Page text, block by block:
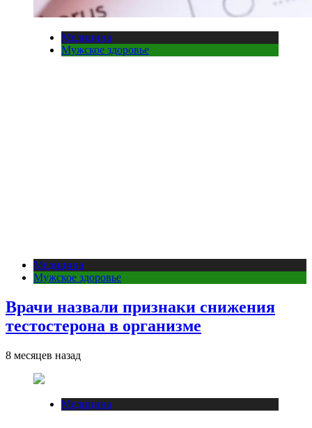
Медицина
Мужское здоровье
Медицина
Мужское здоровье
Врачи назвали признаки снижения
тестостерона в организме
8 месяцев назад
Медицина